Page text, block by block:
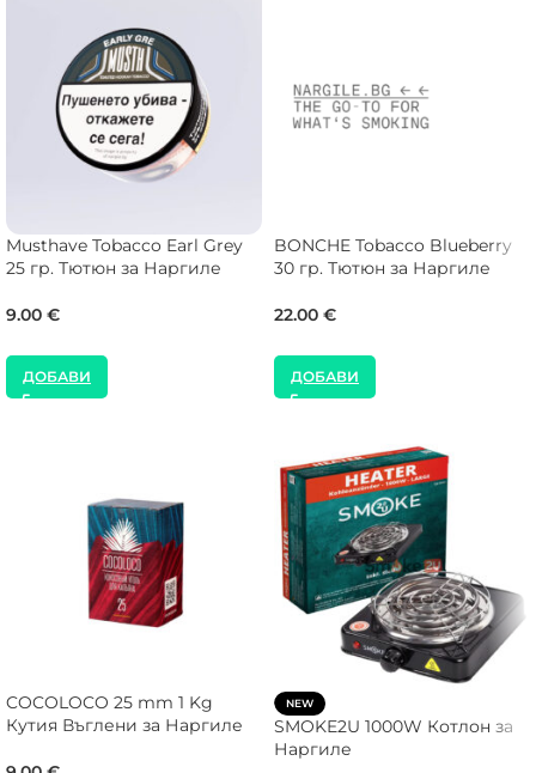
Musthave Tobacco Earl Grey
25 гр. Тютюн за Наргиле
9.00 €
ДОБАВИ
BONCHE Tobacco Blueberry
30 гр. Тютюн за Наргиле
22.00 €
ДОБАВИ
COCOLOCO 25 mm 1 Kg
Кутия Въглени за Наргиле
NEW
SMOKE2U 1000W Котлон за
Наргиле